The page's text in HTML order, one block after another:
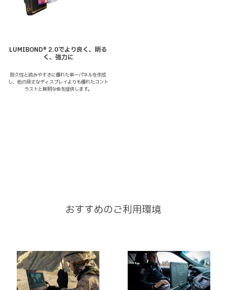
LUMIBOND® 2.0でより良く、明る
く、強力に
耐久性と読みやすさに優れた単一パネルを作成
し、他の頑丈なディスプレイよりも優れたコント
ラストと鮮明な色を提供します。
おすすめのご利用環境